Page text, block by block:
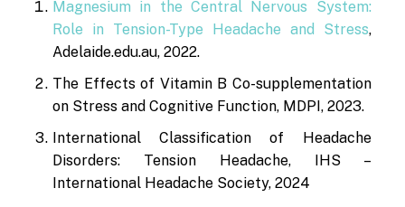
Magnesium in the Central Nervous System:
Role in Tension-Type Headache and Stress,
Adelaide.edu.au, 2022.
The Effects of Vitamin B Co-supplementation
on Stress and Cognitive Function, MDPI, 2023.
International Classification of Headache
Disorders: Tension Headache, IHS –
International Headache Society, 2024